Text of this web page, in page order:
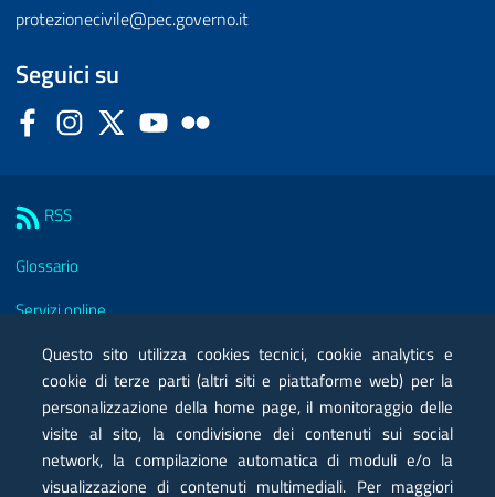
protezionecivile@pec.governo.it
Seguici su
FacebookInstagram
Twitter YouTube
RSS
Glossario
Servizi online
Moduli
Posta elettronica certificata PEC
Privacy
Note legali
Questo sito utilizza cookies tecnici, cookie analytics e
cookie di terze parti (altri siti e piattaforme web) per la
personalizzazione della home page, il monitoraggio delle
visite al sito, la condivisione dei contenuti sui social
network, la compilazione automatica di moduli e/o la
visualizzazione di contenuti multimediali. Per maggiori